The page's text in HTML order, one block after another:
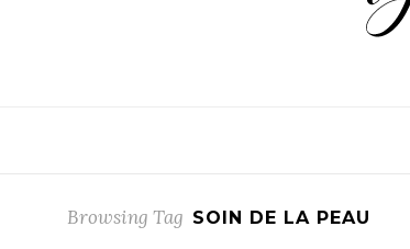
Browsing Tag SOIN DE LA PEAU